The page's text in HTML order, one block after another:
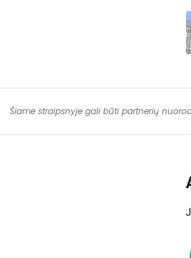
Šiame straipsnyje gali būti partnerių